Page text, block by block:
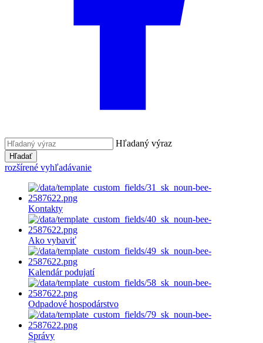
Hľadaný výraz
Hľadať
rozšírené vyhľadávanie
Kontakty
Ako vybaviť
Kalendár podujatí
Odpadové hospodárstvo
Správy